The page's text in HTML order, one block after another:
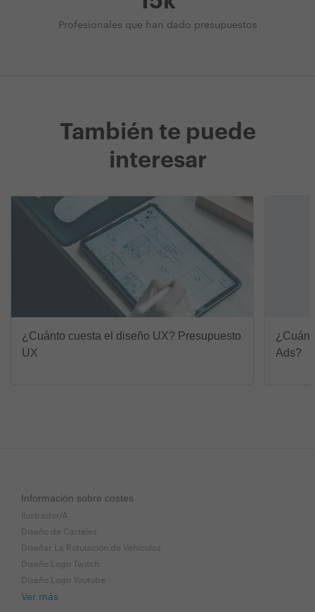
Profesionales que han dado presupuestos
También te puede
interesar
¿Cuánto cuesta el diseño UX? Presupuesto
UX
Ads?
Información sobre costes
Ilustrador/A
Diseño de Carteles
Diseñar La Rotulación de Vehículos
Diseño Logo Twitch
Diseño Logo Youtube
Ver más